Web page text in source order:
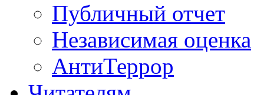
Публичный отчет
Независимая оценка
АнтиТеррор